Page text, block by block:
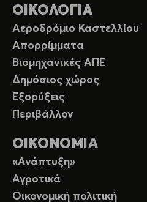
ΟΙΚΟΛΟΓΙΑ
Αεροδρόμιο Καστελλίου
Απορρίμματα
Βιομηχανικές ΑΠΕ
Δημόσιος χώρος
Εξορύξεις
Περιβάλλον
ΟΙΚΟΝΟΜΙΑ
«Ανάπτυξη»
Αγροτικά
Οικονομική πολιτική